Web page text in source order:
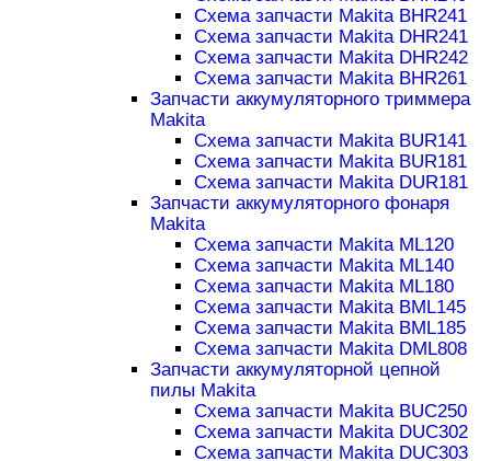
Схема запчасти Makita BHR241
Схема запчасти Makita DHR241
Схема запчасти Makita DHR242
Схема запчасти Makita BHR261
Запчасти аккумуляторного триммера
Makita
Схема запчасти Makita BUR141
Схема запчасти Makita BUR181
Схема запчасти Makita DUR181
Запчасти аккумуляторного фонаря
Makita
Схема запчасти Makita ML120
Схема запчасти Makita ML140
Схема запчасти Makita ML180
Схема запчасти Makita BML145
Схема запчасти Makita BML185
Схема запчасти Makita DML808
Запчасти аккумуляторной цепной
пилы Makita
Схема запчасти Makita BUC250
Схема запчасти Makita DUC302
Схема запчасти Makita DUC303